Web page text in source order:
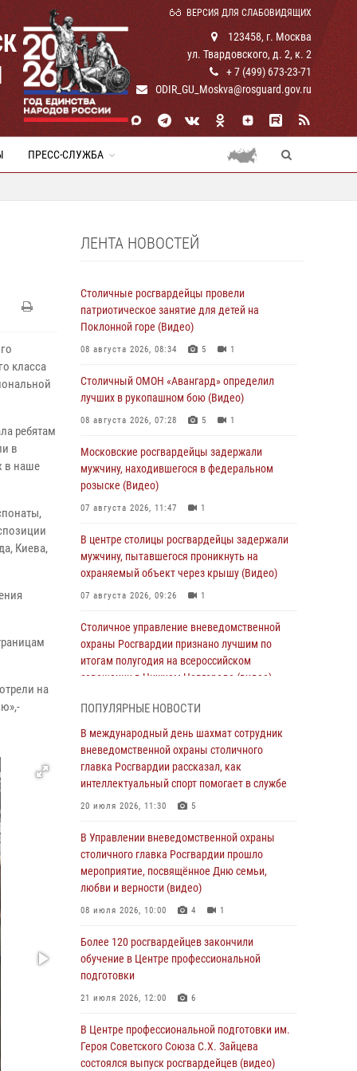
ВЕРСИЯ ДЛЯ СЛАБОВИДЯЩИХ
123458, г. Москва
ул. Твардовского, д. 2, к. 2
+ 7 (499) 673-23-71
ODIR_GU_Moskva@rosguard.gov.ru
ПРЕСС-СЛУЖБА
класса
ребятам
в
в наше
Киева,
на
ЛЕНТА НОВОСТЕЙ
Столичные росгвардейцы провели
патриотическое занятие для детей на
Поклонной горе (Видео)
08 августа 2026, 08:34 5 1
Столичный ОМОН «Авангард» определил
лучших в рукопашном бою (Видео)
08 августа 2026, 07:28 5 1
Московские росгвардейцы задержали
мужчину, находившегося в федеральном
розыске (Видео)
07 августа 2026, 11:47 1
В центре столицы росгвардейцы задержали
мужчину, пытавшегося проникнуть на
охраняемый объект через крышу (Видео)
07 августа 2026, 09:26 1
Столичное управление вневедомственной
охраны Росгвардии признано лучшим по
итогам полугодия на всероссийском
совещании в Нижнем Новгороде (видео)
Столичные росгвардейцы задержали троих
мужчин, устроивших пьяный дебош в баре
(видео)
06 августа 2026, 11:20 1
безопасность на футбольном матче в Москве
обеспечила Росгвардия (видео)
06 августа 2026, 08:30 1
Столичные росгвардейцы задержали
конторе (Видео)
05 августа 2026, 12:39 1
Московские росгвардейцы обеспечили
Кубка России (Видео)
05 августа 2026, 12:35 1
ПОПУЛЯРНЫЕ НОВОСТИ
В международный день шахмат сотрудник
вневедомственной охраны столичного
главка Росгвардии рассказал, как
интеллектуальный спорт помогает в службе
20 июля 2026, 11:30 5
В Управлении вневедомственной охраны
столичного главка Росгвардии прошло
мероприятие, посвящённое Дню семьи,
любви и верности (видео)
08 июля 2026, 10:00 4 1
Более 120 росгвардейцев закончили
обучение в Центре профессиональной
подготовки
21 июля 2026, 12:00 6
В Центре профессиональной подготовки им.
Героя Советского Союза С.Х. Зайцева
состоялся выпуск росгвардейцев (видео)